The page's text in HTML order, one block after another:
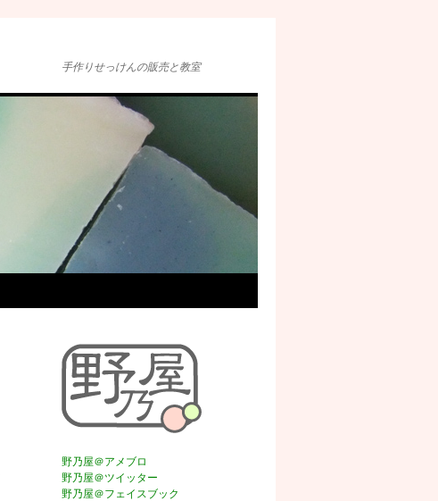
手作りせっけんの販売と教室
野乃屋＠アメブロ
野乃屋＠ツイッター
野乃屋＠フェイスブック